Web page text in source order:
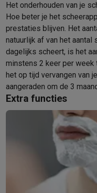
NintendoNintendo Switch 2
XboxXbox gamesXbox
PC gaming Gaming laptops
Gaming setupGaming
Smart home & devices
Smartwatches
MobiliteitElektrische steps
Veiligheid & bescherming
Contactloos betalen
Omgeving & comfort
Smart TV
Slimme koelkasten
Huishouden & gezondheid
Ecocheques
Info ecocheques Alle eco
Het onderhouden van je
Hoe beter je het
prestaties blijven. Het
natuurlijk af van het aantal
dagelijks scheert, is het
minstens 2 keer per
het op tijd vervangen van
aangeraden om de 3
Extra functies